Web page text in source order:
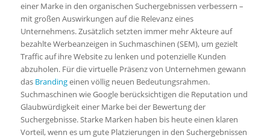
einer Marke in den organischen Suchergebnissen verbessern –
mit großen Auswirkungen auf die Relevanz eines
Unternehmens. Zusätzlich setzten immer mehr Akteure auf
bezahlte Werbeanzeigen in Suchmaschinen (SEM), um gezielt
Traffic auf ihre Website zu lenken und potenzielle Kunden
abzuholen. Für die virtuelle Präsenz von Unternehmen gewann
das Brandingeinen völlig neuen Bedeutungsrahmen.
Suchmaschinen wie Google berücksichtigen die Reputation und
Glaubwürdigkeit einer Marke bei der Bewertung der
Suchergebnisse. Starke Marken haben bis heute einen klaren
Vorteil, wenn es um gute Platzierungen in den Suchergebnissen